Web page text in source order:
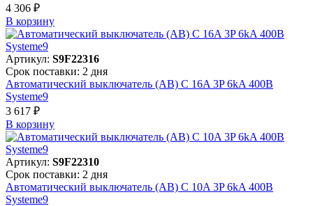
4 306 ₽
В корзинy
Артикул: S9F22316
Срок поставки: 2 дня
Автоматический выключатель (АВ) C 16A 3P 6kA 400В
Systeme9
3 617 ₽
В корзинy
Артикул: S9F22310
Срок поставки: 2 дня
Автоматический выключатель (АВ) C 10A 3P 6kA 400В
Systeme9